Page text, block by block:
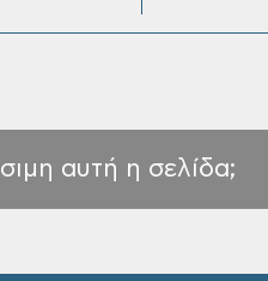
αυτή η σελίδα;